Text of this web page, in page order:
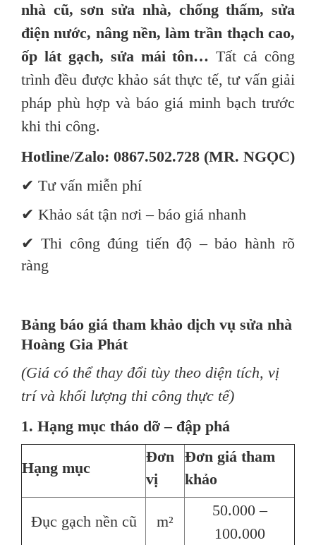
nhà cũ, sơn sửa nhà, chống thấm, sửa
điện nước, nâng nền, làm trần thạch cao,
ốp lát gạch, sửa mái tôn… Tất cả công
trình đều được khảo sát thực tế, tư vấn giải
pháp phù hợp và báo giá minh bạch trước
khi thi công.
Hotline/Zalo: 0867.502.728 (MR. NGỌC)
✔ Tư vấn miễn phí
✔ Khảo sát tận nơi – báo giá nhanh
✔ Thi công đúng tiến độ – bảo hành rõ
ràng
Bảng báo giá tham khảo dịch vụ sửa nhà
Hoàng Gia Phát
(Giá có thể thay đổi tùy theo diện tích, vị
trí và khối lượng thi công thực tế)
1. Hạng mục tháo dỡ – đập phá
Hạng mục
Đơn
vị
Đơn giá tham
khảo
Đục gạch nền cũ m²
50.000 –
100.000